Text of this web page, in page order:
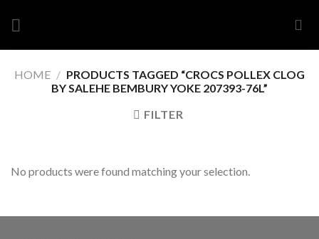
HOME / PRODUCTS TAGGED “CROCS POLLEX CLOG
BY SALEHE BEMBURY YOKE 207393-76L”
FILTER
No products were found matching your selection.